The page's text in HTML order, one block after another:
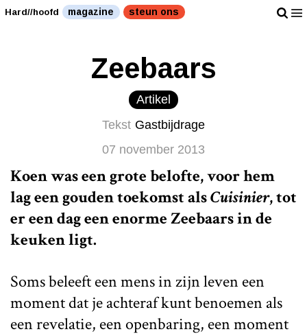
Hard//hoofd magazine steun ons
Zeebaars
Artikel
Tekst Gastbijdrage
07 november 2013
Koen was een grote belofte, voor hem
lag een gouden toekomst alsCuisinier, tot
er een dag een enorme Zeebaars in de
keuken ligt.
Soms beleeft een mens in zijn leven een
moment dat je achteraf kunt benoemen als
een revelatie, een openbaring, een moment